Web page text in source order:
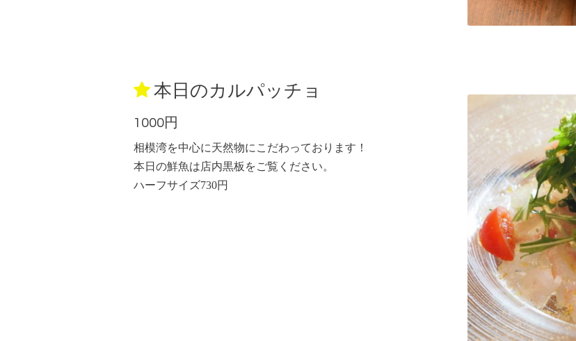
本日のカルパッチョ
1000円
相模湾を中心に天然物にこだわっております！
本日の鮮魚は店内黒板をご覧ください。
ハーフサイズ730円